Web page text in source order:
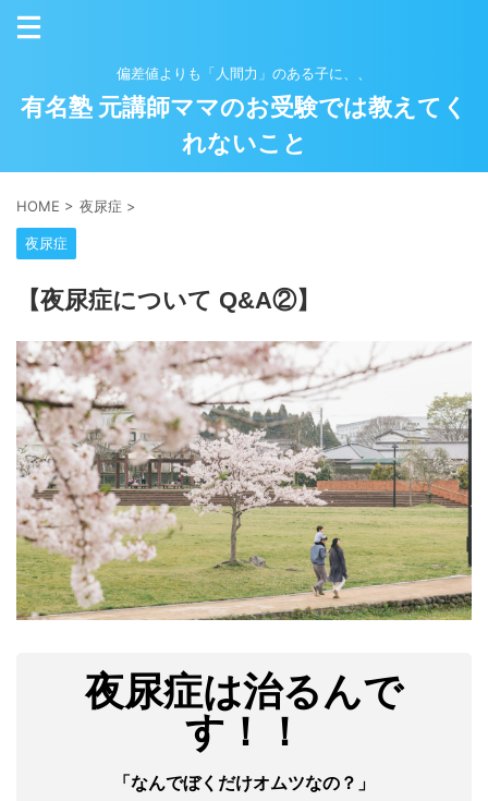
偏差値よりも「人間力」のある子に、、
有名塾 元講師ママのお受験では教えてく
れないこと
HOME > 夜尿症 >
夜尿症
【夜尿症について Q&A②】
夜尿症は治るんで
す！！
「なんでぼくだけオムツなの？」